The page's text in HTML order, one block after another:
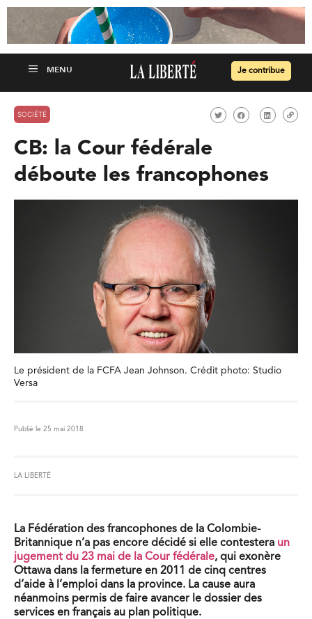
Je contribue
SOCIÉTÉ
CB: la Cour fédérale
déboute les francophones
Le président de la FCFA Jean Johnson. Crédit photo: Studio
Versa
Publié le 25 mai 2018
LA LIBERTÉ
La Fédération des francophones de la Colombie-
Britannique n’a pas encore décidé si elle contestera un
jugement du 23 mai de la Cour fédérale, qui exonère
Ottawa dans la fermeture en 2011 de cinq centres
d’aide à l’emploi dans la province. La cause aura
néanmoins permis de faire avancer le dossier des
services en français au plan politique.